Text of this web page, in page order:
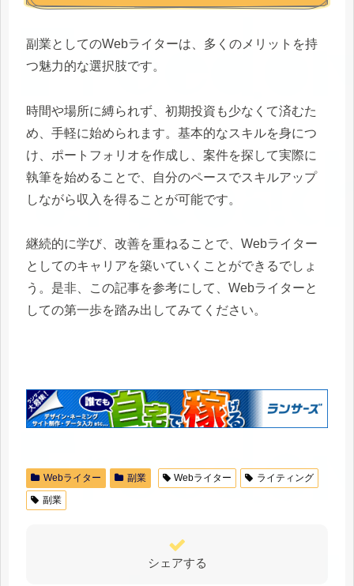
副業としてのWebライターは、多くのメリットを持
つ魅力的な選択肢です。
時間や場所に縛られず、初期投資も少なくて済むた
め、手軽に始められます。基本的なスキルを身につ
け、ポートフォリオを作成し、案件を探して実際に
執筆を始めることで、自分のペースでスキルアップ
しながら収入を得ることが可能です。
継続的に学び、改善を重ねることで、Webライター
としてのキャリアを築いていくことができるでしょ
う。是非、この記事を参考にして、Webライターと
しての第一歩を踏み出してみてください。
Webライター 副業 Webライター
ライティング
副業
シェアする